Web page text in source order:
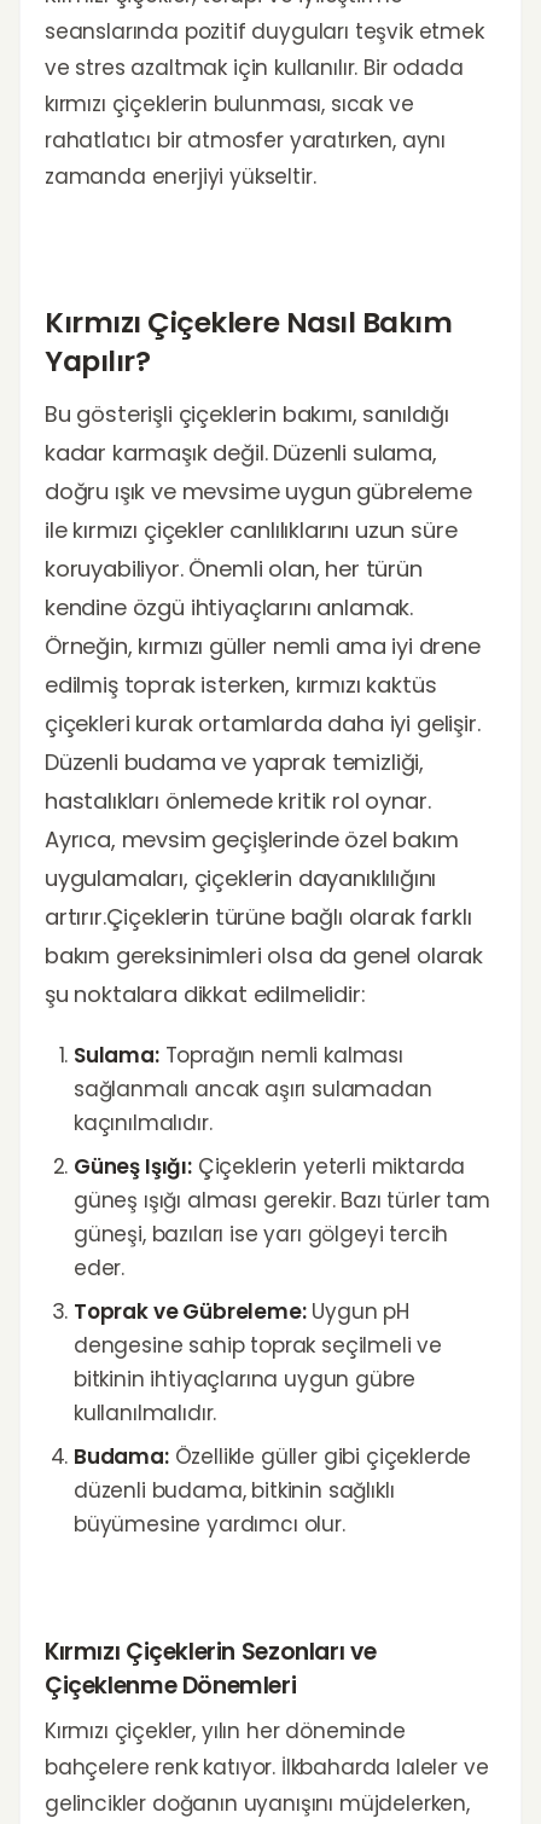
seanslarında pozitif duyguları teşvik etmek
ve stres azaltmak için kullanılır. Bir odada
kırmızı çiçeklerin bulunması, sıcak ve
rahatlatıcı bir atmosfer yaratırken, aynı
zamanda enerjiyi yükseltir.
Kırmızı Çiçeklere Nasıl Bakım
Yapılır?
Bu gösterişli çiçeklerin bakımı, sanıldığı
kadar karmaşık değil. Düzenli sulama,
doğru ışık ve mevsime uygun gübreleme
ile kırmızı çiçekler canlılıklarını uzun süre
koruyabiliyor. Önemli olan, her türün
kendine özgü ihtiyaçlarını anlamak.
Örneğin, kırmızı güller nemli ama iyi drene
edilmiş toprak isterken, kırmızı kaktüs
çiçekleri kurak ortamlarda daha iyi gelişir.
Düzenli budama ve yaprak temizliği,
hastalıkları önlemede kritik rol oynar.
Ayrıca, mevsim geçişlerinde özel bakım
uygulamaları, çiçeklerin dayanıklılığını
artırır.Çiçeklerin türüne bağlı olarak farklı
bakım gereksinimleri olsa da genel olarak
şu noktalara dikkat edilmelidir:
Sulama:Toprağın nemli kalması
sağlanmalı ancak aşırı sulamadan
kaçınılmalıdır.
Güneş Işığı:Çiçeklerin yeterli miktarda
güneş ışığı alması gerekir. Bazı türler tam
güneşi, bazıları ise yarı gölgeyi tercih
eder.
Toprak ve Gübreleme:Uygun pH
dengesine sahip toprak seçilmeli ve
bitkinin ihtiyaçlarına uygun gübre
kullanılmalıdır.
Budama:Özellikle güller gibi çiçeklerde
düzenli budama, bitkinin sağlıklı
büyümesine yardımcı olur.
Kırmızı Çiçeklerin Sezonları ve
Çiçeklenme Dönemleri
Kırmızı çiçekler, yılın her döneminde
bahçelere renk katıyor. İlkbaharda laleler ve
gelincikler doğanın uyanışını müjdelerken,